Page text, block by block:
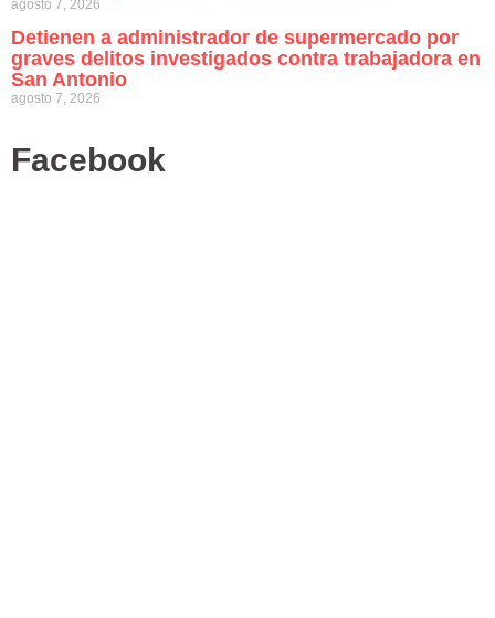
agosto 7, 2026
Detienen a administrador de supermercado por
graves delitos investigados contra trabajadora en
San Antonio
agosto 7, 2026
Facebook